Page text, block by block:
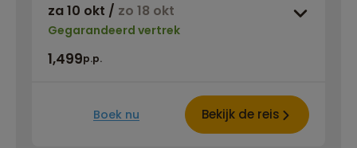
za 10 okt / zo 18 okt
Gegarandeerd vertrek
1,499p.p.
Boek nu Bekijk de reis